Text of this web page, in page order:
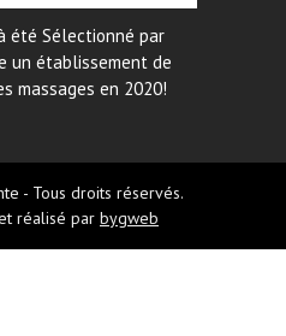
été Sélectionné par
un établissement de
massages en 2020!
- Tous droits réservés.
réalisé par bygweb